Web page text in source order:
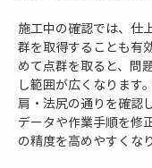
施工中の確認では、仕
群を取得することも有
めて点群を取ると、問
し範囲が広くなります
肩・法尻の通りを確認
データや作業手順を修
の精度を高めやすくな